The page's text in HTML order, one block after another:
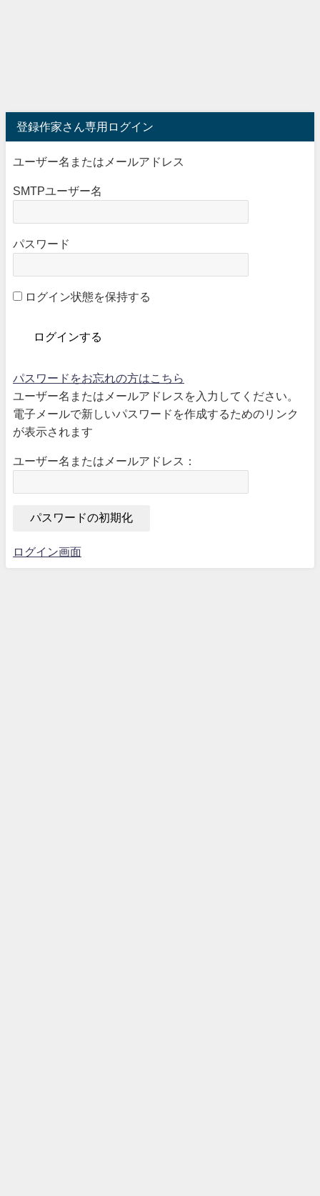
登録作家さん専用ログイン
ユーザー名またはメールアドレス
SMTPユーザー名
パスワード
ログイン状態を保持する
パスワードをお忘れの方はこちら
ユーザー名またはメールアドレスを入力してください。
電子メールで新しいパスワードを作成するためのリンク
が表示されます
ユーザー名またはメールアドレス：
ログイン画面